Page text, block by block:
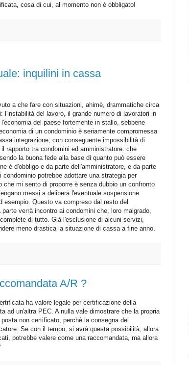
cosa di cui, al momento non è obbligato!
inquilini in cassa
a che fare con situazioni, ahimè, drammatiche circa
l'instabilità del lavoro, il grande numero di lavoratori in
del paese fortemente in stallo, sebbene
di un condominio è seriamente compromessa
integrazione, con conseguente impossibilità di
rapporto tra condomini ed amministratore: che
la buona fede alla base di quanto può essere
è d'obbligo e da parte dell'amministratore, e da parte
potrebbe adottare una strategia per
mi sento di proporre è senza dubbio un confronto
messi a delibera l'eventuale sospensione
Questo va compreso dal resto del
verrà incontro ai condomini che, loro malgrado,
di tutto. Già l'esclusione di alcuni servizi,
meno drastica la situazione di cassa a fine anno.
A/R ?
ha valore legale per certificazione della
ad un'altra PEC. A nulla vale dimostrare che la propria
non certificato, perchè la consegna del
Se con il tempo, si avrà questa possibilità, allora
potrebbe valere come una raccomandata, ma allora